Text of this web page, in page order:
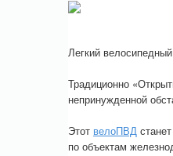
Легкий
Традиционно
непринужденной
Этот велоПВД
по объектам